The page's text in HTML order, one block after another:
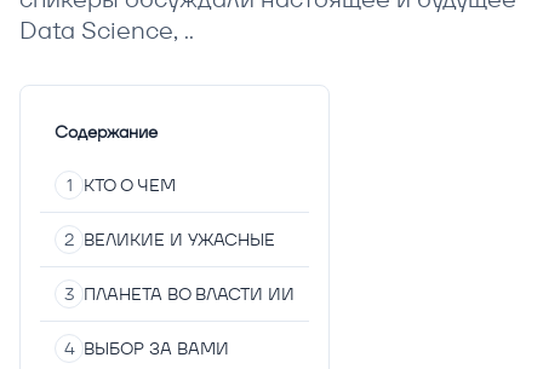
Data Science, ..
Содержание
КТО О ЧЕМ
ВЕЛИКИЕ И УЖАСНЫЕ
ПЛАНЕТА ВО ВЛАСТИ ИИ
ВЫБОР ЗА ВАМИ